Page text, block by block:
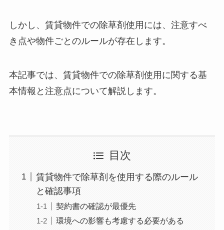
しかし、賃貸物件での除草剤使用には、注意すべ
き点や物件ごとのルールが存在します。
本記事では、賃貸物件での除草剤使用に関する基
本情報と注意点について解説します。
目次
賃貸物件で除草剤を使用する際のルール
と確認事項
契約書の確認が最優先
環境への影響も考慮する必要がある